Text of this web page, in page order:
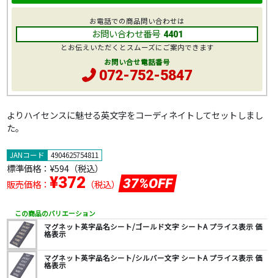
よりハイセンスに魅せる英文字をコーディネイトしてセットしまし
た。
JANコード 4904625754811
標準価格： ¥594（税込）
販売価格： ¥372 （税込） 37%OFF
この商品のバリエーション
マグネット英字品名シート/ゴールド文字 シートA プライス表示 価
格表示
マグネット英字品名シート/シルバー文字 シートA プライス表示 価
格表示
お電話での商品問い合わせは
お問い合わせ番号 4401
とお伝えいただくとスムーズにご案内できます
お問い合せ電話番号
072-752-5847